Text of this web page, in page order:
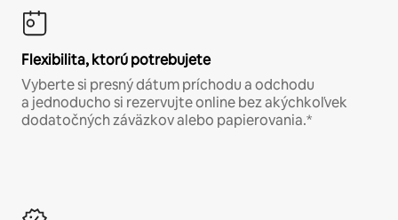
Flexibilita, ktorú potrebujete
Vyberte si presný dátum príchodu a odchodu
a jednoducho si rezervujte online bez akýchkoľvek
dodatočných záväzkov alebo papierovania.*